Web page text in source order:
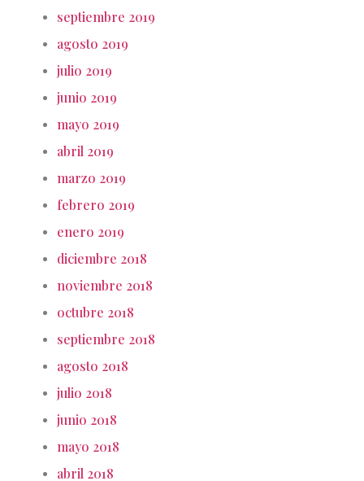
septiembre 2019
agosto 2019
julio 2019
junio 2019
mayo 2019
abril 2019
marzo 2019
febrero 2019
enero 2019
diciembre 2018
noviembre 2018
octubre 2018
septiembre 2018
agosto 2018
julio 2018
junio 2018
mayo 2018
abril 2018